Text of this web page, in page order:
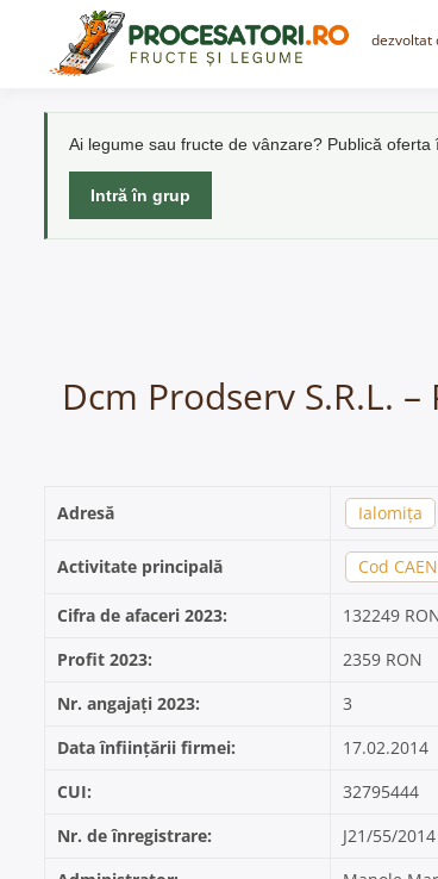
content
dezvoltat
Ai legume sau fructe de vânzare? Publică oferta
Intră în grup
Dcm Prodserv S.R.L.
Adresă Ialomița
Activitate principală Cod
Cifra de afaceri 2023:
132249
Profit 2023:
2359 RON
Nr. angajați 2023:
3
Data înființării firmei:
17.02.2014
CUI:
32795444
Nr. de înregistrare:
J21/55/2014